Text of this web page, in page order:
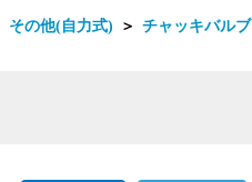
その他(自力式) ＞ チャッキバルブ